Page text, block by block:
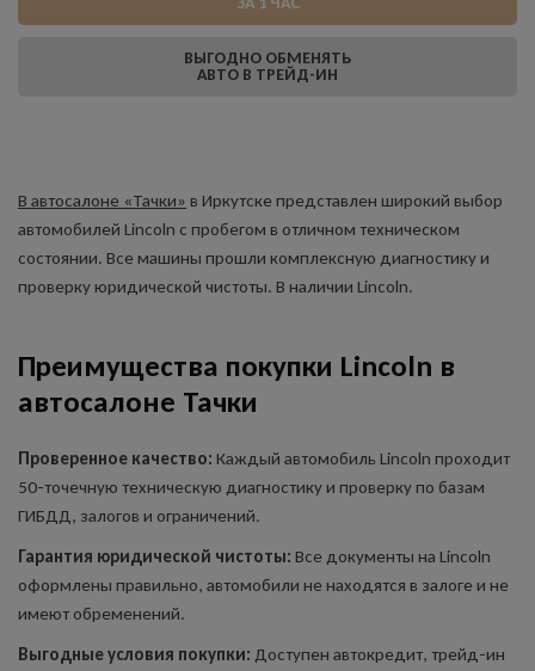
ВЫГОДНО ОБМЕНЯТЬ
АВТО В ТРЕЙД-ИН
В автосалоне «Тачки» в Иркутске представлен широкий выбор
автомобилей Lincoln с пробегом в отличном техническом
состоянии. Все машины прошли комплексную диагностику и
проверку юридической чистоты. В наличии Lincoln.
Преимущества покупки Lincoln в
автосалоне Тачки
Проверенное качество: Каждый автомобиль Lincoln проходит
50-точечную техническую диагностику и проверку по базам
ГИБДД, залогов и ограничений.
Гарантия юридической чистоты: Все документы на Lincoln
оформлены правильно, автомобили не находятся в залоге и не
имеют обременений.
Выгодные условия покупки: Доступен автокредит, трейд-ин